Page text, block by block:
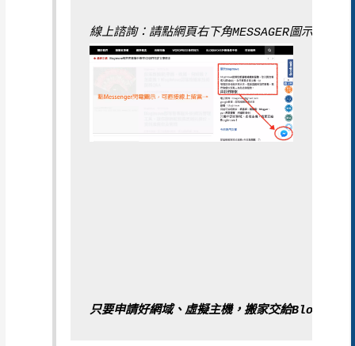
線上諮詢：請點網頁右下角MESSAGER圖示
只要申請好網域、虛擬主機，搬家交給